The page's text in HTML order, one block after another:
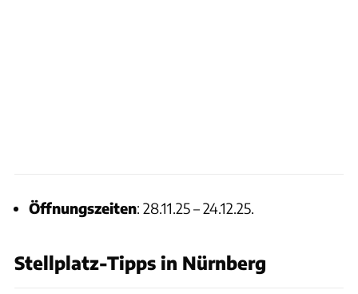
Öffnungszeiten: 28.11.25 – 24.12.25.
Stellplatz-Tipps in Nürnberg